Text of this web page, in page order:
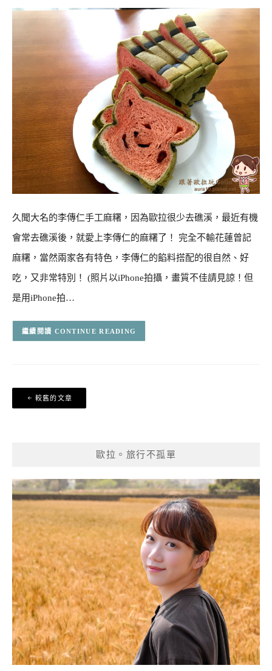
久聞大名的李傳仁手工麻糬，因為歐拉很少去礁溪，最近有機
會常去礁溪後，就愛上李傳仁的麻糬了！ 完全不輸花蓮曾記
麻糬，當然兩家各有特色，李傳仁的餡料搭配的很自然、好
吃，又非常特別！ (照片以iPhone拍攝，畫質不佳請見諒！但
是用iPhone拍…
CONTINUE READING
文
章
較舊的文章
歐拉。旅行不孤單